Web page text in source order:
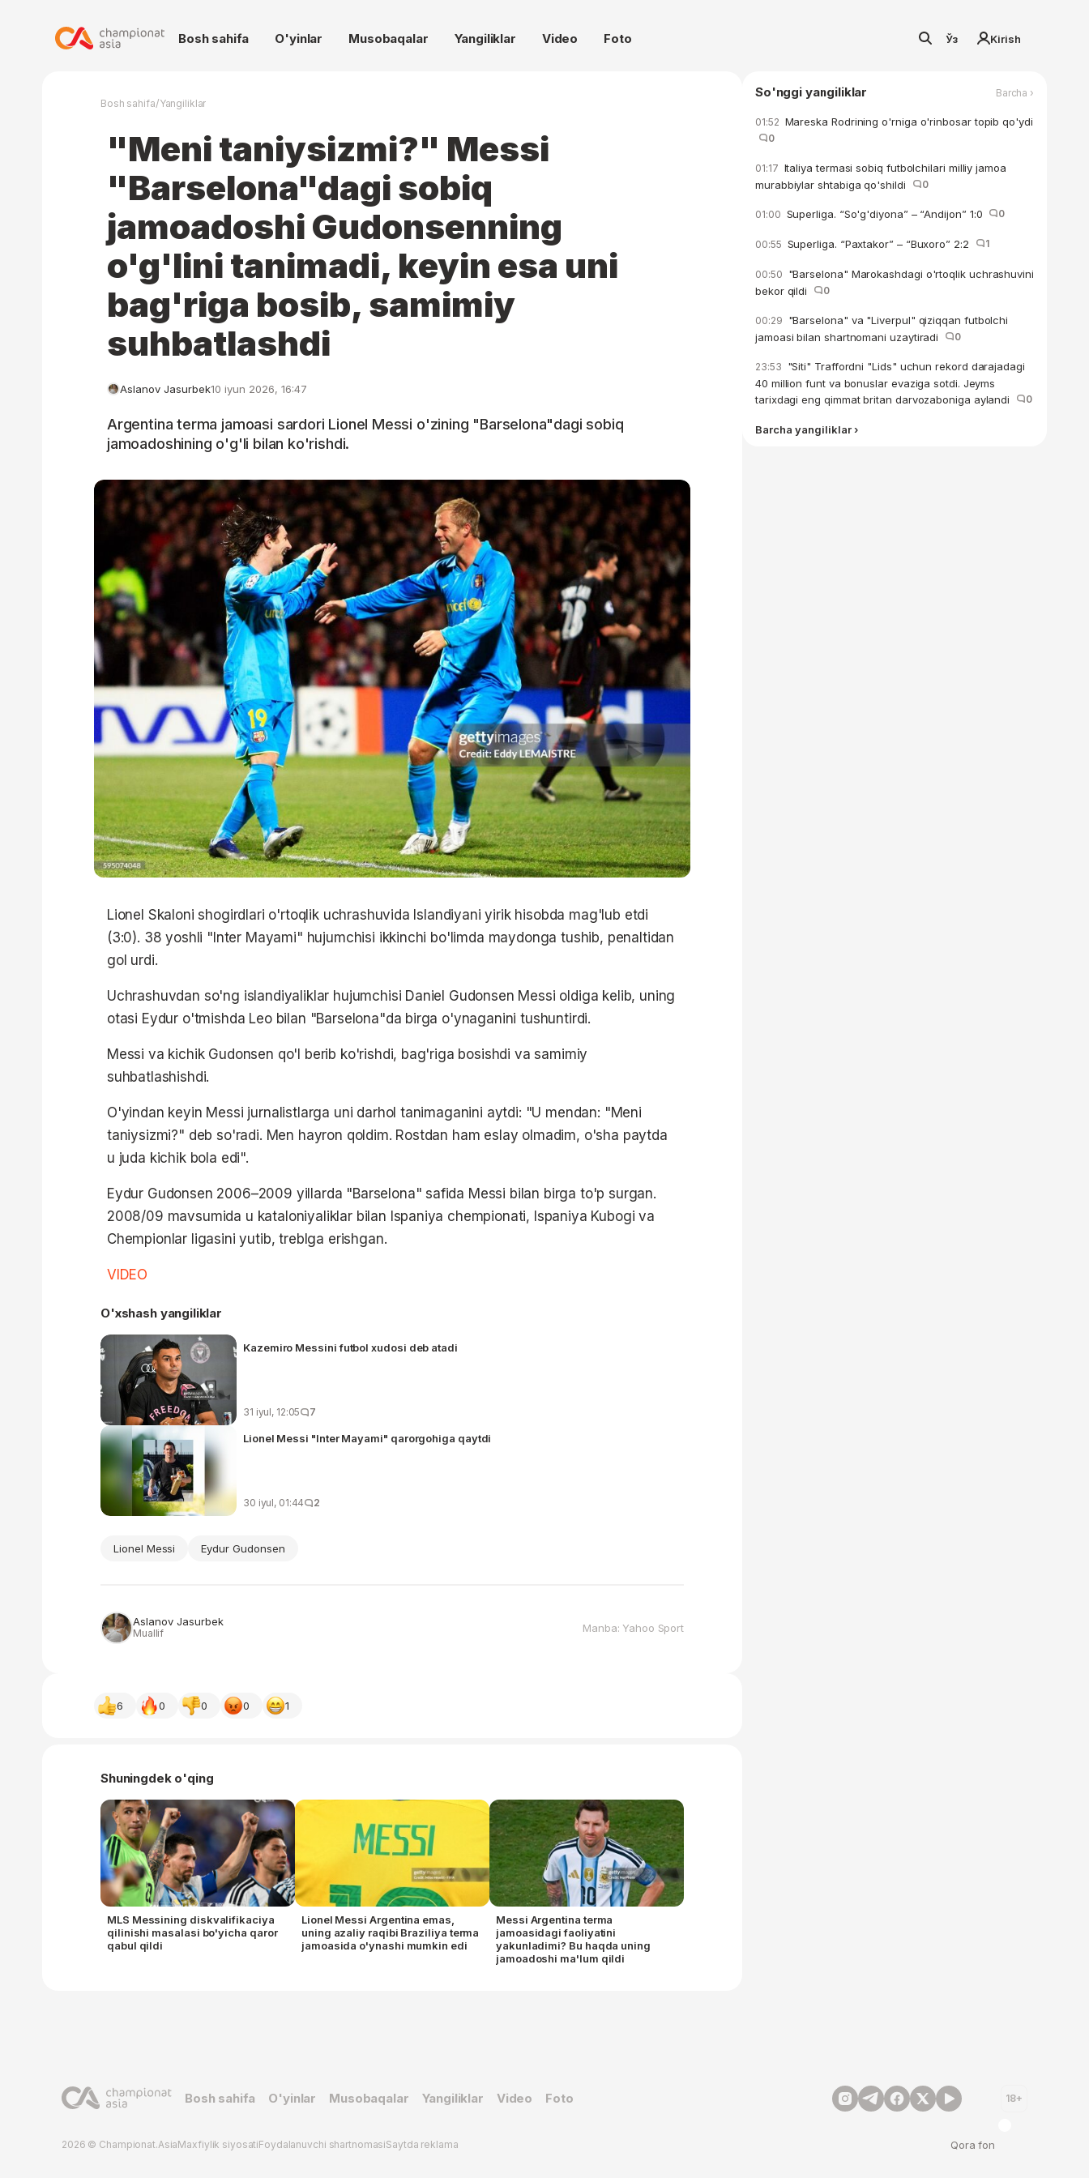
Bosh sahifa O'yinlar Musobaqalar Yangiliklar Video Foto Ўз Kirish
Bosh sahifa/Yangiliklar
"Meni taniysizmi?" Messi
"Barselona"dagi sobiq
jamoadoshi Gudonsenning
o'g'lini tanimadi, keyin esa uni
bag'riga bosib, samimiy
suhbatlashdi
Aslanov Jasurbek10 iyun 2026, 16:47
Argentina terma jamoasi sardori Lionel Messi o'zining "Barselona"dagi sobiq
jamoadoshining o'g'li bilan ko'rishdi.
Lionel Skaloni shogirdlari o'rtoqlik uchrashuvida Islandiyani yirik hisobda mag'lub etdi
(3:0). 38 yoshli "Inter Mayami" hujumchisi ikkinchi bo'limda maydonga tushib, penaltidan
gol urdi.
Uchrashuvdan so'ng islandiyaliklar hujumchisi Daniel Gudonsen Messi oldiga kelib, uning
otasi Eydur o'tmishda Leo bilan "Barselona"da birga o'ynaganini tushuntirdi.
Messi va kichik Gudonsen qo'l berib ko'rishdi, bag'riga bosishdi va samimiy
suhbatlashishdi.
O'yindan keyin Messi jurnalistlarga uni darhol tanimaganini aytdi: "U mendan: "Meni
taniysizmi?" deb so'radi. Men hayron qoldim. Rostdan ham eslay olmadim, o'sha paytda
u juda kichik bola edi".
Eydur Gudonsen 2006–2009 yillarda "Barselona" safida Messi bilan birga to'p surgan.
2008/09 mavsumida u kataloniyaliklar bilan Ispaniya chempionati, Ispaniya Kubogi va
Chempionlar ligasini yutib, treblga erishgan.
VIDEO
O'xshash yangiliklar
Kazemiro Messini futbol xudosi deb atadi
31 iyul, 12:05 7
Lionel Messi "Inter Mayami" qarorgohiga qaytdi
30 iyul, 01:44 2
Lionel Messi Eydur Gudonsen
Aslanov Jasurbek
Muallif Manba: Yahoo Sport
6 0 0 0 1
Shuningdek o'qing
MLS Messining diskvalifikaciya
qilinishi masalasi bo'yicha qaror
qabul qildi
Lionel Messi Argentina emas,
uning azaliy raqibi Braziliya terma
jamoasida o'ynashi mumkin edi
Messi Argentina terma
jamoasidagi faoliyatini
yakunladimi? Bu haqda uning
jamoadoshi ma'lum qildi
So'nggi yangiliklar Barcha ›
01:52 Mareska Rodrining o'rniga o'rinbosar topib qo'ydi
0
01:17 Italiya termasi sobiq futbolchilari milliy jamoa
murabbiylar shtabiga qo'shildi
0
01:00 Superliga. “So'g'diyona” – “Andijon” 1:0 0
00:55 Superliga. “Paxtakor” – “Buxoro” 2:2 1
00:50 "Barselona" Marokashdagi o'rtoqlik uchrashuvini
bekor qildi
0
00:29 "Barselona" va "Liverpul" qiziqqan futbolchi
jamoasi bilan shartnomani uzaytiradi
0
23:53 "Siti" Traffordni "Lids" uchun rekord darajadagi
40 million funt va bonuslar evaziga sotdi. Jeyms
tarixdagi eng qimmat britan darvozaboniga aylandi
0
Barcha yangiliklar ›
Bosh sahifa O'yinlar Musobaqalar Yangiliklar Video Foto 18+
2026 © Championat.AsiaMaxfiylik siyosatiFoydalanuvchi shartnomasiSaytda reklama Qora fon